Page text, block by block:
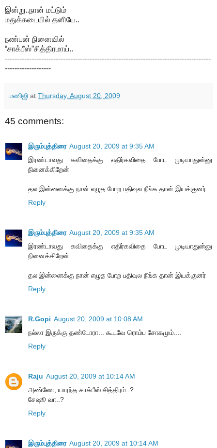
இன்று..நான் மட்டும்
மதுக்கடையில் தனியே..
நண்பன் நினைவில்
“சாக்பீஸ்”சித்திரமாய்..
-------------------------------------------------------------------------------------
-------------------
மணிஜி at Thursday, August 20, 2009
45 comments:
இரும்புத்திரை August 20, 2009 at 9:35 AM
இரண்டாவது கவிதைக்கு எதிர்கவிதை போட முடியாதுன்னு
நினைக்கிறேன்
தல இன்னைக்கு நான் எழுத போற பதிவுல நீங்க தான் இயக்குனர்
Reply
இரும்புத்திரை August 20, 2009 at 9:35 AM
இரண்டாவது கவிதைக்கு எதிர்கவிதை போட முடியாதுன்னு
நினைக்கிறேன்
தல இன்னைக்கு நான் எழுத போற பதிவுல நீங்க தான் இயக்குனர்
Reply
R.Gopi August 20, 2009 at 10:08 AM
ந‌ல்லா இருக்கு த‌ண்டோரா... கூட‌வே ரொம்ப‌ சோகமும்....
Reply
Raju August 20, 2009 at 10:14 AM
அண்ணே, யாரந்த சாக்பீஸ் சித்திரம்..?
சேஷூ வா..?
Reply
இரும்புத்திரை August 20, 2009 at 10:14 AM